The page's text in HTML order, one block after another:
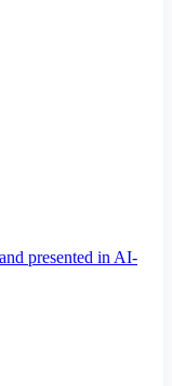
presented in AI-